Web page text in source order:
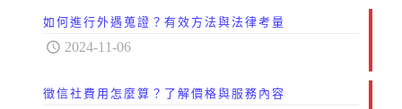
如何進行外遇蒐證？有效方法與法律考量
2024-11-06
徵信社費用怎麼算？了解價格與服務內容